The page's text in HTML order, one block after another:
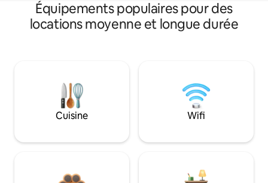
Équipements populaires pour des
locations moyenne et longue durée
Cuisine Wifi